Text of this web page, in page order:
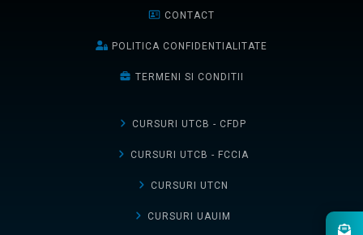
CONTACT
POLITICA CONFIDENTIALITATE
TERMENI SI CONDITII
CURSURI UTCB - CFDP
CURSURI UTCB - FCCIA
CURSURI UTCN
CURSURI UAUIM